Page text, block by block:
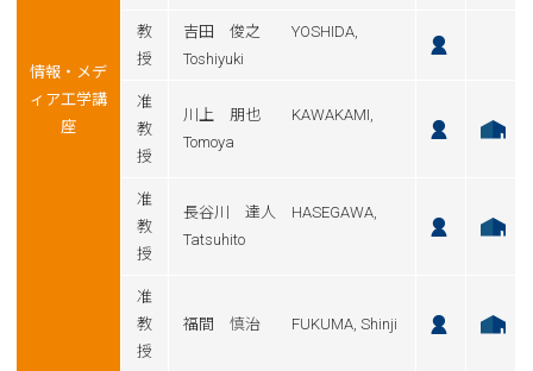
情報・メデ
ィア工学講
座
教
授
吉田 俊之 YOSHIDA,
Toshiyuki
准
教
授
川上 朋也 KAWAKAMI,
Tomoya
准
教
授
長谷川 達人 HASEGAWA,
Tatsuhito
准
教
授
福間 慎治 FUKUMA, Shinji